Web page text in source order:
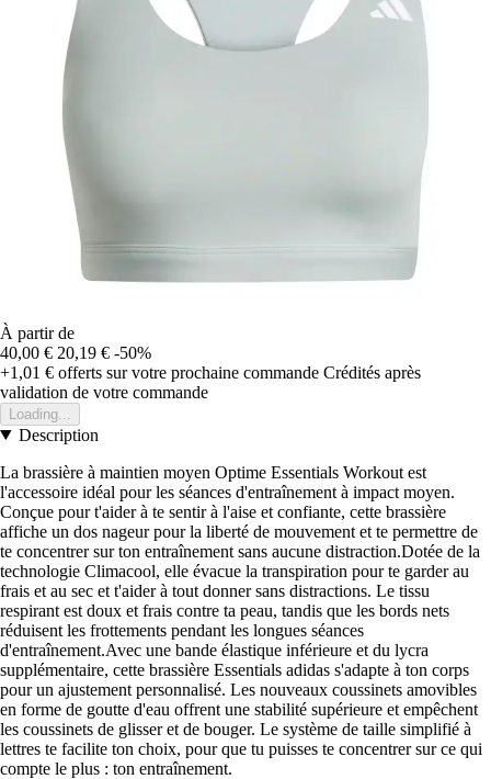
À partir de
40,00 € 20,19 € -50%
+1,01 € offerts sur votre prochaine commande Crédités après
validation de votre commande
Loading...
Description
La brassière à maintien moyen Optime Essentials Workout est
l'accessoire idéal pour les séances d'entraînement à impact moyen.
Conçue pour t'aider à te sentir à l'aise et confiante, cette brassière
affiche un dos nageur pour la liberté de mouvement et te permettre de
te concentrer sur ton entraînement sans aucune distraction.Dotée de la
technologie Climacool, elle évacue la transpiration pour te garder au
frais et au sec et t'aider à tout donner sans distractions. Le tissu
respirant est doux et frais contre ta peau, tandis que les bords nets
réduisent les frottements pendant les longues séances
d'entraînement.Avec une bande élastique inférieure et du lycra
supplémentaire, cette brassière Essentials adidas s'adapte à ton corps
pour un ajustement personnalisé. Les nouveaux coussinets amovibles
en forme de goutte d'eau offrent une stabilité supérieure et empêchent
les coussinets de glisser et de bouger. Le système de taille simplifié à
lettres te facilite ton choix, pour que tu puisses te concentrer sur ce qui
compte le plus : ton entraînement.